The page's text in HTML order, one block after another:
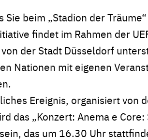
Sie beim „Stadion der
findet im Rahmen der
der Stadt Düsseldorf
Nationen mit eigenen
Ereignis, organisiert von
das „Konzert: Anema e
das um 16.30 Uhr